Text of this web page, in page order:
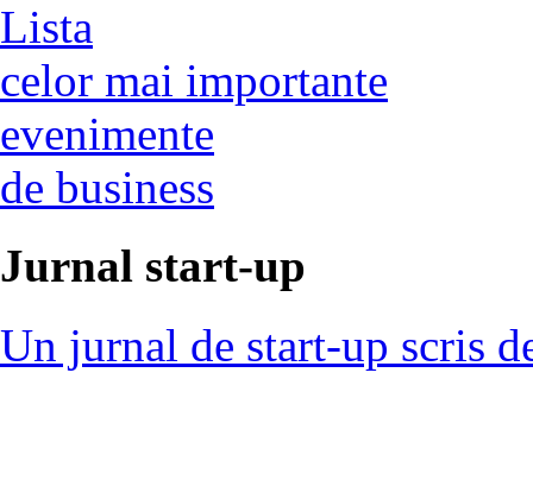
Lista
celor mai importante
evenimente
de business
Jurnal start-up
Un jurnal de start-up scris